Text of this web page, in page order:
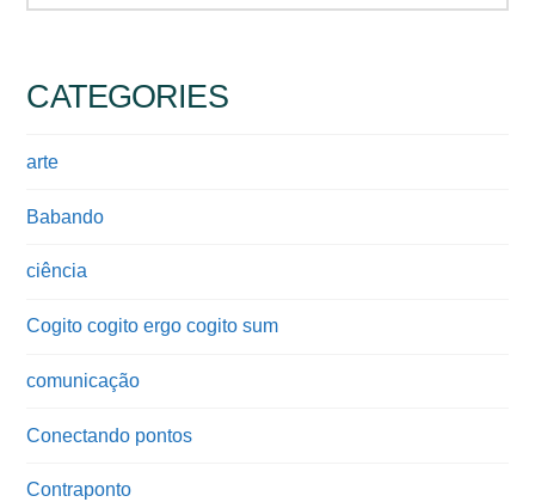
CATEGORIES
arte
Babando
ciência
Cogito cogito ergo cogito sum
comunicação
Conectando pontos
Contraponto